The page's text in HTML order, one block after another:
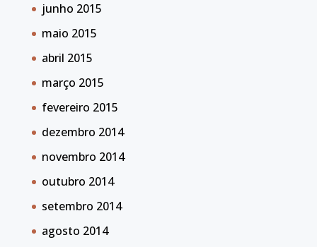
junho 2015
maio 2015
abril 2015
março 2015
fevereiro 2015
dezembro 2014
novembro 2014
outubro 2014
setembro 2014
agosto 2014